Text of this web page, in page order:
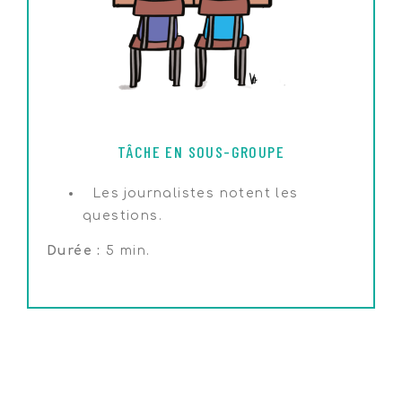
TÂCHE EN SOUS-GROUPE
Les journalistes notent les
questions.
Durée : 5 min.